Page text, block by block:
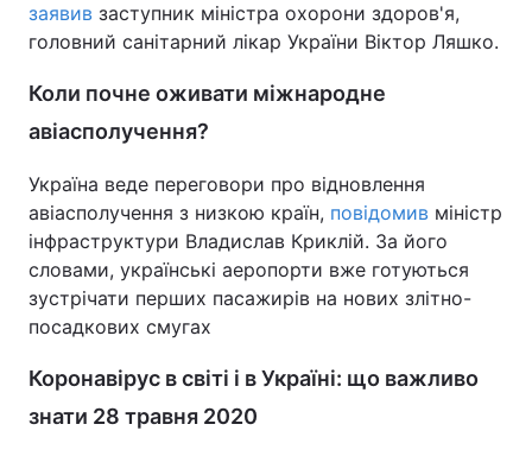
заявив заступник міністра охорони здоров'я,
головний санітарний лікар України Віктор Ляшко.
Коли почне оживати міжнародне
авіасполучення?
Україна веде переговори про відновлення
авіасполучення з низкою країн, повідомив міністр
інфраструктури Владислав Криклій. За його
словами, українські аеропорти вже готуються
зустрічати перших пасажирів на нових злітно-
посадкових смугах
Коронавірус в світі і в Україні: що важливо
знати 28 травня 2020